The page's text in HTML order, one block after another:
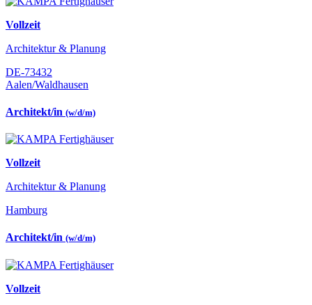
Vollzeit
Architektur & Planung
DE-73432
Aalen/Waldhausen
Architekt/in (w/d/m)
Vollzeit
Architektur & Planung
Hamburg
Architekt/in (w/d/m)
Vollzeit